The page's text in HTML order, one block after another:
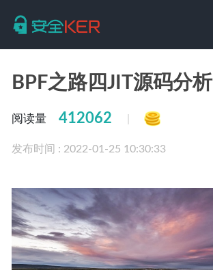
BPF之路四JIT源码分析
阅读量 412062
发布时间 : 2022-01-25 10:30:33